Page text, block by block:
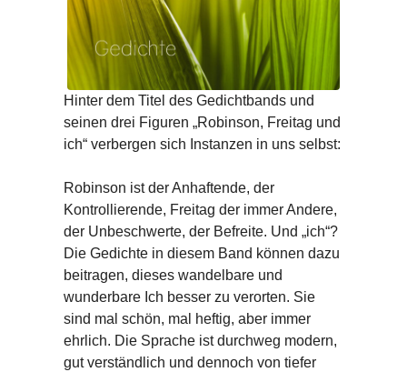
Hinter dem Titel des Gedichtbands und
seinen drei Figuren „Robinson, Freitag und
ich“ verbergen sich Instanzen in uns selbst:
Robinson ist der Anhaftende, der
Kontrollierende, Freitag der immer Andere,
der Unbeschwerte, der Befreite. Und „ich“?
Die Gedichte in diesem Band können dazu
beitragen, dieses wandelbare und
wunderbare Ich besser zu verorten. Sie
sind mal schön, mal heftig, aber immer
ehrlich. Die Sprache ist durchweg modern,
gut verständlich und dennoch von tiefer